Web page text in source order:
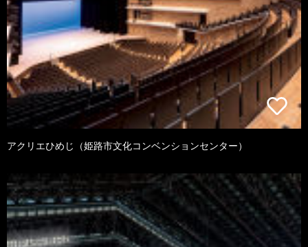
アクリエひめじ（姫路市文化コンベンションセンター）